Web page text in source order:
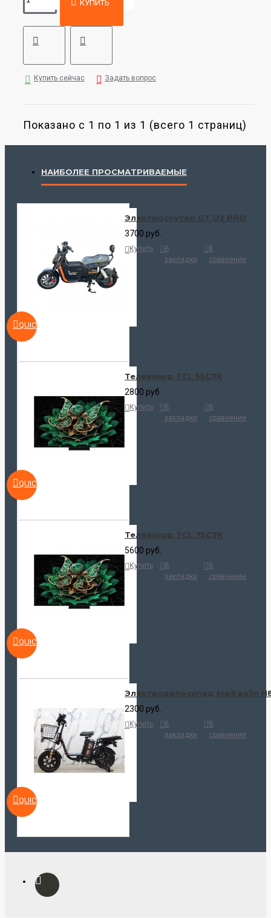
КУПИТЬ
Купить сейчас Задать вопрос
Показано с 1 по 1 из 1 (всего 1 страниц)
НАИБОЛЕЕ ПРОСМАТРИВАЕМЫЕ
QUICKVIEW
Электроскутер GT U2 PRO
3700 руб.
Купить
В
закладки
В
сравнение
QUICKVIEW
Телевизор TCL 55C7K
2800 руб.
Купить
В
закладки
В
сравнение
QUICKVIEW
Телевизор TCL 75C7K
5600 руб.
Купить
В
закладки
В
сравнение
QUICKVIEW
Электровелосипед Maikaolin
2300 руб.
Купить
В
закладки
В
сравнение